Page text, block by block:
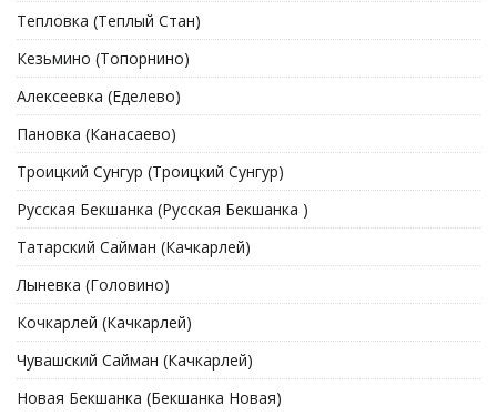
Тепловка (Теплый Стан)
Кезьмино (Топорнино)
Алексеевка (Еделево)
Пановка (Канасаево)
Троицкий Сунгур (Троицкий Сунгур)
Русская Бекшанка (Русская Бекшанка )
Татарский Сайман (Качкарлей)
Лыневка (Головино)
Кочкарлей (Качкарлей)
Чувашский Сайман (Качкарлей)
Новая Бекшанка (Бекшанка Новая)